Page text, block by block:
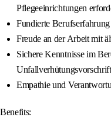
Pflegeeinrichtungen
Fundierte
Freude an der Arbeit mit
Sichere Kenntnisse im
Empathie und
Benefits: